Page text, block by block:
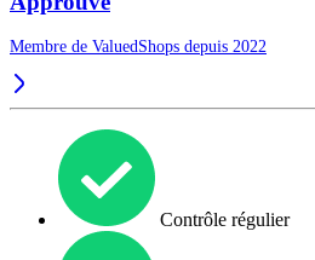
Membre de ValuedShops depuis 2022
Contrôle régulier